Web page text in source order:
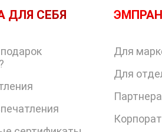
ДЛЯ СЕБЯ
Для
Для